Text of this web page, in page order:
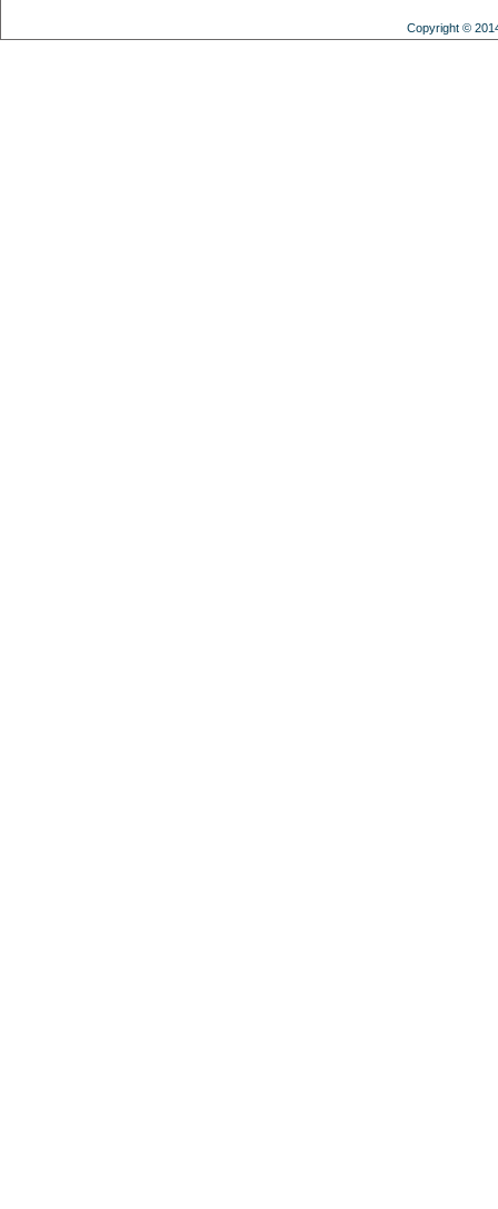
Copyright ©